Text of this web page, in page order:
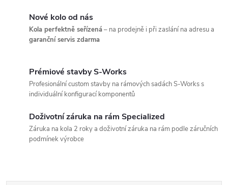
Nové kolo od nás
Kola perfektně seřízená– na prodejně i při zaslání na adresu a
garanční servis zdarma
Prémiové stavby S-Works
Profesionální custom stavby na rámových sadách S-Works s
individuální konfigurací komponentů
Doživotní záruka na rám Specialized
Záruka na kola 2 roky a doživotní záruka na rám podle záručních
podmínek výrobce